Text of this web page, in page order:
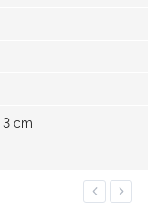
cm
Previous
Next